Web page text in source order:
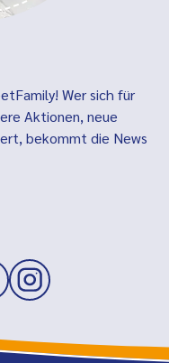
Wer sich für
Aktionen, neue
bekommt die News